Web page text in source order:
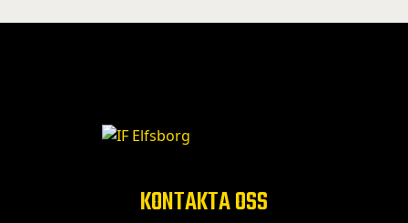
KONTAKTA OSS